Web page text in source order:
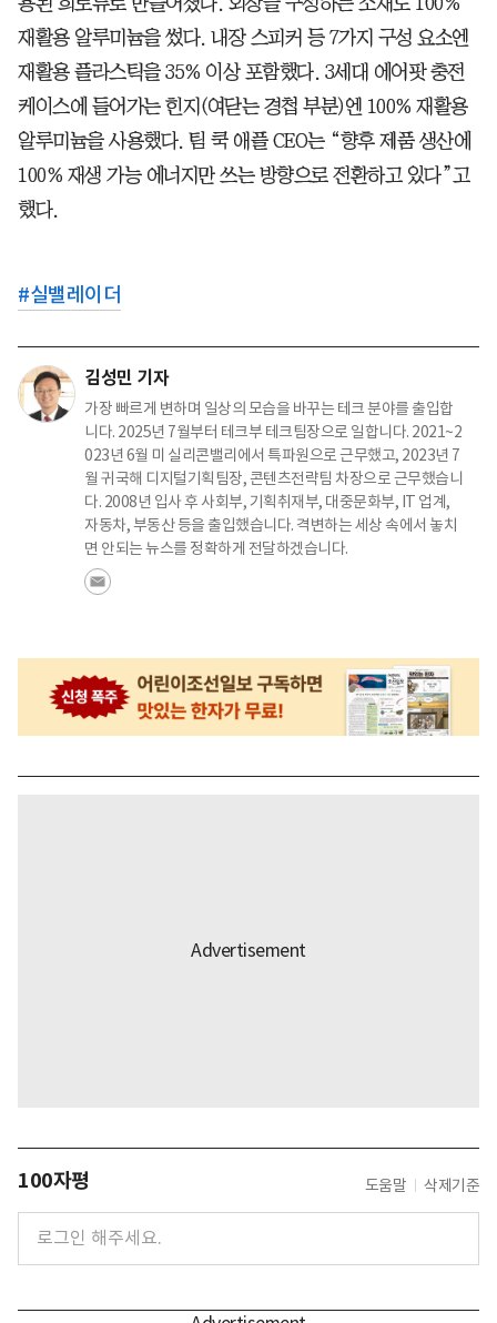
재활용 알루미늄을 썼다. 내장 스피커 등 7가지 구성 요소엔
재활용 플라스틱을 35% 이상 포함했다. 3세대 에어팟 충전
케이스에 들어가는 힌지(여닫는 경첩 부분)엔 100% 재활용
알루미늄을 사용했다. 팀 쿡 애플 CEO는 “향후 제품 생산에
100% 재생 가능 에너지만 쓰는 방향으로 전환하고 있다”고
했다.
#실밸레이더
김성민 기자
가장 빠르게 변하며 일상의 모습을 바꾸는 테크 분야를 출입합
니다. 2025년 7월부터 테크부 테크팀장으로 일합니다. 2021~2
023년 6월 미 실리콘밸리에서 특파원으로 근무했고, 2023년 7
월 귀국해 디지털기획팀장, 콘텐츠전략팀 차장으로 근무했습니
다. 2008년 입사 후 사회부, 기획취재부, 대중문화부, IT 업계,
자동차, 부동산 등을 출입했습니다. 격변하는 세상 속에서 놓치
면 안되는 뉴스를 정확하게 전달하겠습니다.
100자평 도움말 삭제기준